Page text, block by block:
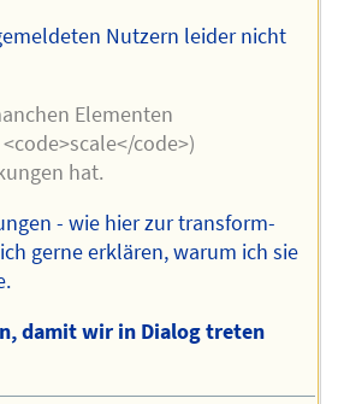
Nutzern leider nicht
Elementen
code>)
hat.
- wie hier zur transform-
gerne erklären, warum ich sie
damit wir in Dialog treten